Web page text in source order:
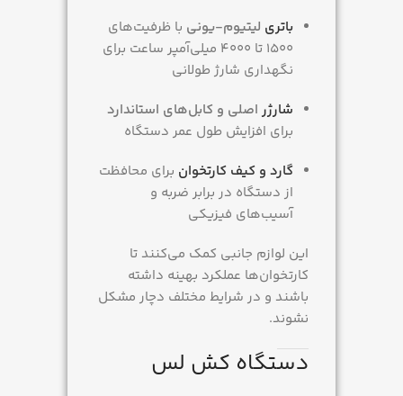
باتری لیتیوم-یونی با ظرفیت‌های
۱۵۰۰ تا ۴۰۰۰ میلی‌آمپر ساعت برای
نگهداری شارژ طولانی
شارژر اصلی و کابل‌های استاندارد
برای افزایش طول عمر دستگاه
گارد و کیف کارتخوان برای محافظت
از دستگاه در برابر ضربه و
آسیب‌های فیزیکی
این لوازم جانبی کمک می‌کنند تا
کارتخوان‌ها عملکرد بهینه داشته
باشند و در شرایط مختلف دچار مشکل
نشوند.
دستگاه کش لس